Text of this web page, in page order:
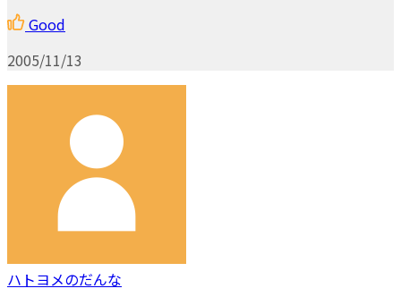
Good
2005/11/13
ハトヨメのだんな